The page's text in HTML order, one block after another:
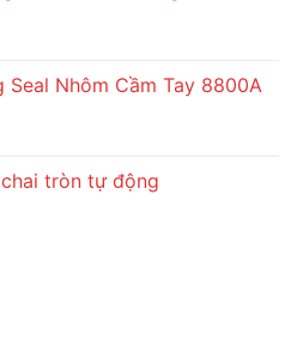
Seal Nhôm Cầm Tay 8800A
tròn tự động